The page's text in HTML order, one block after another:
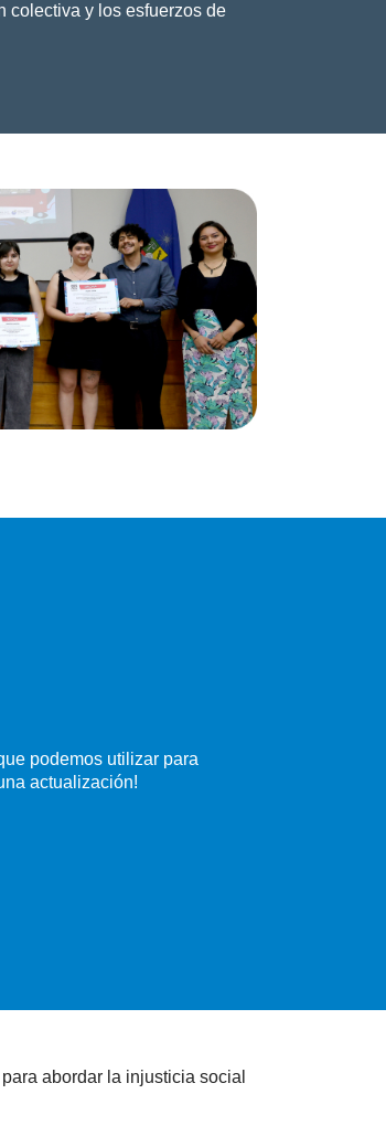
colectiva y los esfuerzos de
podemos utilizar para
actualización!
abordar la injusticia social